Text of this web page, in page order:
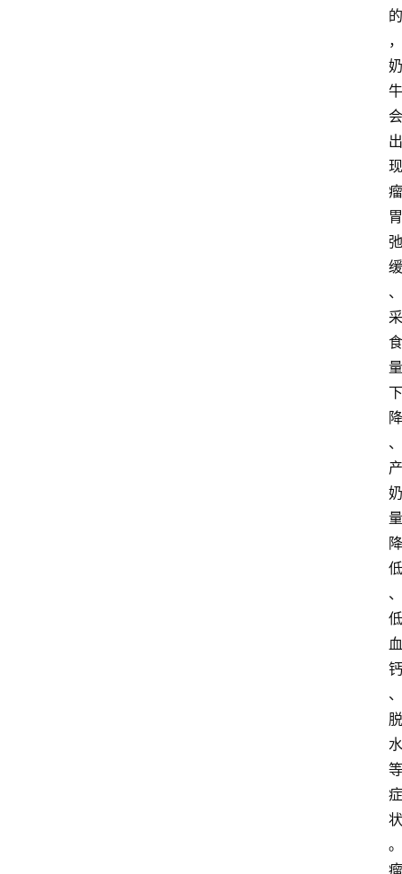
的
，
奶
牛
会
出
现
瘤
胃
弛
缓
、
采
食
量
下
降
、
产
奶
量
降
低
、
低
血
钙
、
脱
水
等
症
状
。
瘤